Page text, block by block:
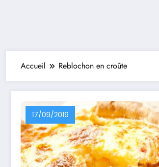
Accueil Reblochon en croûte
17/09/2019